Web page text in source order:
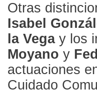
Otras
Isabel
la Vegay los
Moyano y
actuaciones
Cuidado